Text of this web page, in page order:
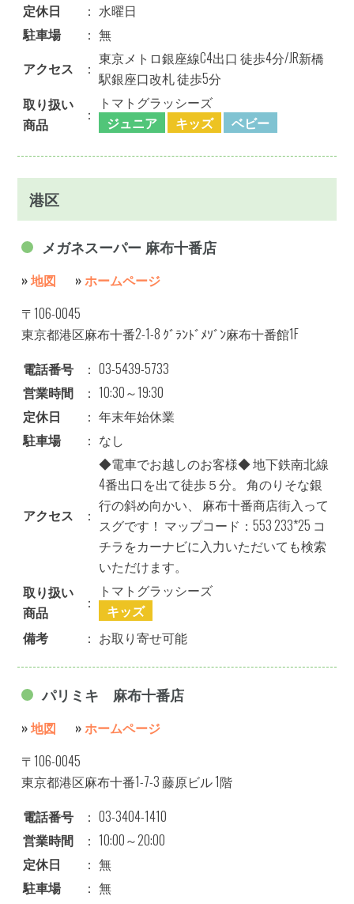
定休日
： 水曜日
駐車場
： 無
アクセス
：
東京メトロ銀座線C4出口 徒歩4分/JR新橋
駅銀座口改札 徒歩5分
取り扱い
商品
：
トマトグラッシーズ
ジュニア
キッズ ベビー
港区
メガネスーパー 麻布十番店
»地図 »ホームページ
〒106-0045
東京都港区麻布十番2-1-8 ｸﾞﾗﾝﾄﾞﾒｿﾞﾝ麻布十番館1F
電話番号
： 03-5439-5733
営業時間
： 10:30～19:30
定休日
： 年末年始休業
駐車場
： なし
アクセス ：
◆電車でお越しのお客様◆ 地下鉄南北線
4番出口を出て徒歩５分。 角のりそな銀
行の斜め向かい、 麻布十番商店街入って
スグです！ マップコード：553 233*25 コ
チラをカーナビに入力いただいても検索
いただけます。
取り扱い
商品
：
トマトグラッシーズ
キッズ
備考
： お取り寄せ可能
パリミキ 麻布十番店
»地図 »ホームページ
〒106-0045
東京都港区麻布十番1-7-3 藤原ビル 1階
電話番号
： 03-3404-1410
営業時間
： 10:00～20:00
定休日
： 無
駐車場
： 無